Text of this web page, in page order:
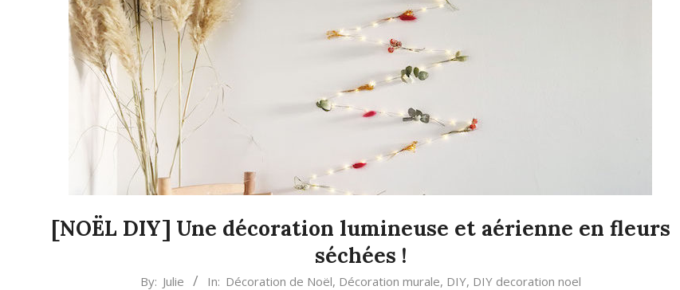
[NOËL DIY] Une décoration lumineuse et aérienne en fleurs
séchées !
By: Julie In: Décoration de Noël, Décoration murale, DIY, DIY decoration noel